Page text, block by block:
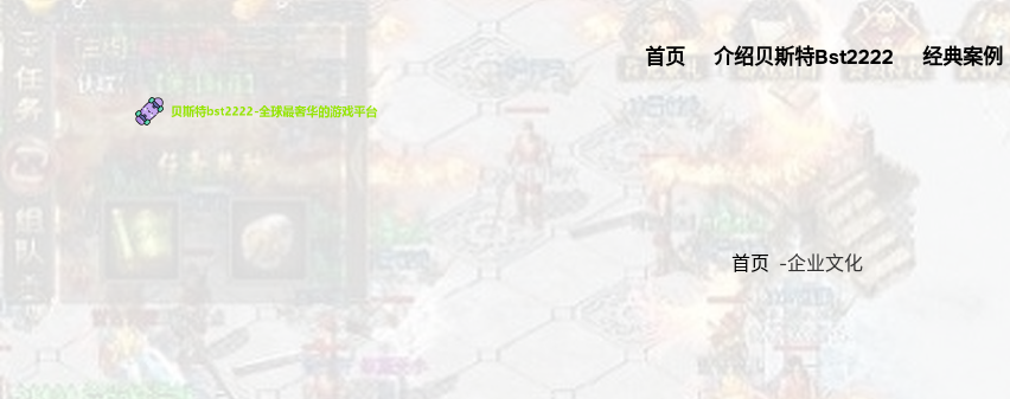
首页 介绍贝斯特bst2222 经典案例
首页 -企业文化